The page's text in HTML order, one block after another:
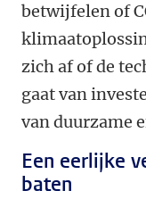
betwijfelen of
zich af of de
gaat van
van duurzame
Een eerlijke
baten